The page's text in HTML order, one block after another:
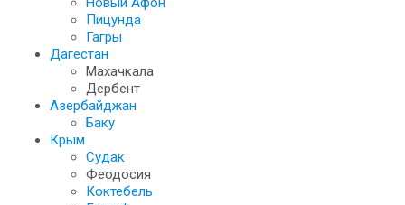
Пицунда
Гагры
Дагестан
Махачкала
Дербент
Азербайджан
Баку
Крым
Судак
Феодосия
Коктебель